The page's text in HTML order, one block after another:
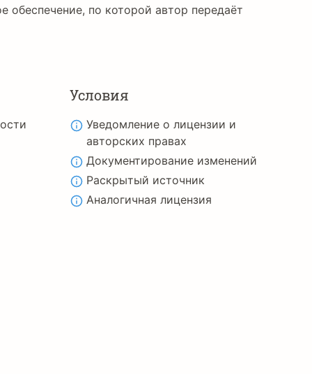
обеспечение, по которой автор передаёт
Условия
Уведомление о лицензии и
авторских правах
Документирование изменений
Раскрытый источник
Аналогичная лицензия